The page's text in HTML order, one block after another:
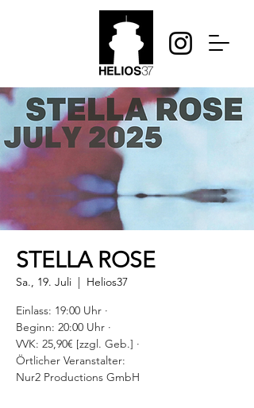
STELLA ROSE
Sa., 19. Juli
  |
Helios37
Einlass: 19:00 Uhr ·
Beginn: 20:00 Uhr ·
VVK: 25,90€ [zzgl. Geb.] ·
Örtlicher Veranstalter:
Nur2 Productions GmbH